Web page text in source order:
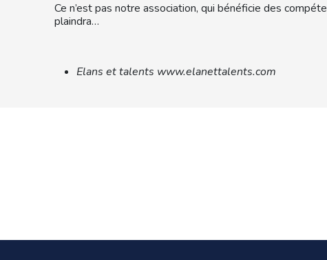
Ce n’est pas notre association, qui bénéficie des
plaindra…
Elans et talents www.elanettalents.com